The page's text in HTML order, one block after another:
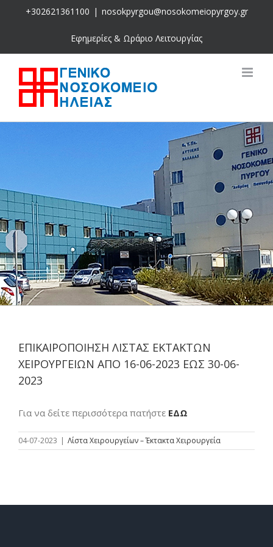
+302621361100 | nosokpyrgou@nosokomeiopyrgoy.gr
Εφημερίες & Ωράριο Λειτουργίας
ΕΠΙΚΑΙΡΟΠΟΙΗΣΗ ΛΙΣΤΑΣ ΕΚΤΑΚΤΩΝ
ΧΕΙΡΟΥΡΓΕΙΩΝ ΑΠΟ 16-06-2023 ΕΩΣ 30-06-
2023
Για να δείτε περισσότερα πατήστε ΕΔΩ
04-07-2023 | Λίστα Χειρουργείων – Έκτακτα Χειρουργεία